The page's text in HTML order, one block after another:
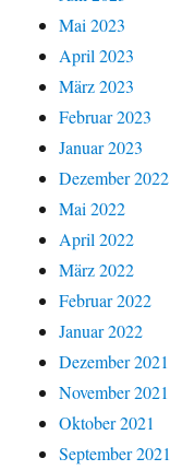
Mai 2023
April 2023
März 2023
Februar 2023
Januar 2023
Dezember 2022
Mai 2022
April 2022
März 2022
Februar 2022
Januar 2022
Dezember 2021
November 2021
Oktober 2021
September 2021